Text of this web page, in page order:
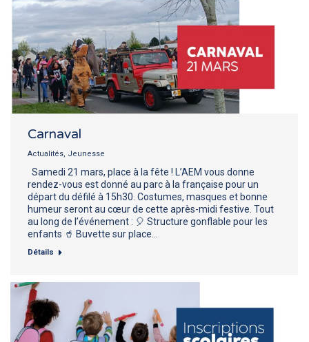
Carnaval
Actualités, Jeunesse
Samedi 21 mars, place à la fête ! L’AEM vous donne
rendez-vous est donné au parc à la française pour un
départ du défilé à 15h30. Costumes, masques et bonne
humeur seront au cœur de cette après-midi festive. Tout
au long de l’événement : 🎈 Structure gonflable pour les
enfants 🥤 Buvette sur place…
Détails